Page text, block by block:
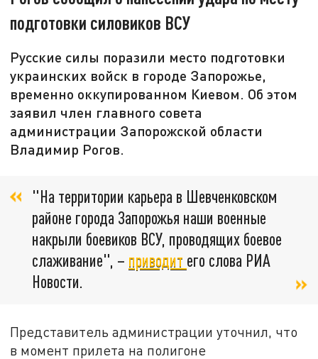
подготовки силовиков ВСУ
Русские силы поразили место подготовки
украинских войск в городе Запорожье,
временно оккупированном Киевом. Об этом
заявил член главного совета
администрации Запорожской области
Владимир Рогов.
"На территории карьера в Шевченковском
районе города Запорожья наши военные
накрыли боевиков ВСУ, проводящих боевое
слаживание", – приводит его слова РИА
Новости.
Представитель администрации уточнил, что
в момент прилета на полигоне